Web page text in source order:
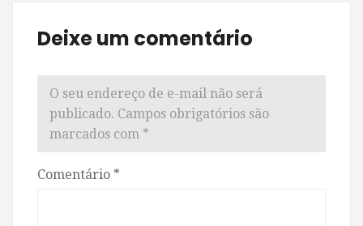
Deixe um comentário
O seu endereço de e-mail não será
publicado. Campos obrigatórios são
marcados com *
Comentário *